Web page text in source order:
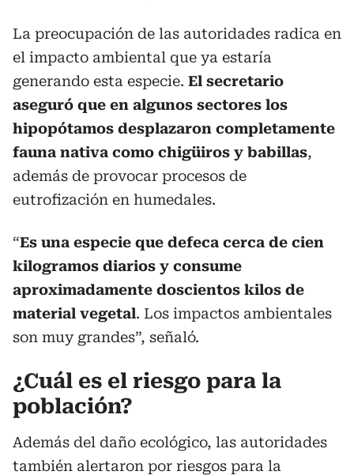
La preocupación de las autoridades radica en
el impacto ambiental que ya estaría
generando esta especie. El secretario
aseguró que en algunos sectores los
hipopótamos desplazaron completamente
fauna nativa como chigüiros y babillas,
además de provocar procesos de
eutrofización en humedales.
“Es una especie que defeca cerca de cien
kilogramos diarios y consume
aproximadamente doscientos kilos de
material vegetal. Los impactos ambientales
son muy grandes”, señaló.
¿Cuál es el riesgo para la
población?
Además del daño ecológico, las autoridades
también alertaron por riesgos para la